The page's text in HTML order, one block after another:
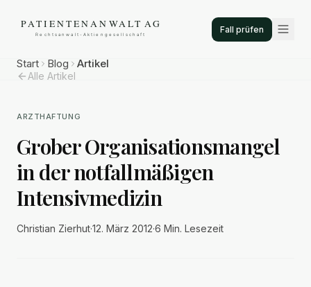
Fall prüfen
Start Blog Artikel
Alle Artikel
ARZTHAFTUNG
Grober Organisationsmangel
in der notfallmäßigen
Intensivmedizin
Christian Zierhut·12. März 2012·6 Min. Lesezeit